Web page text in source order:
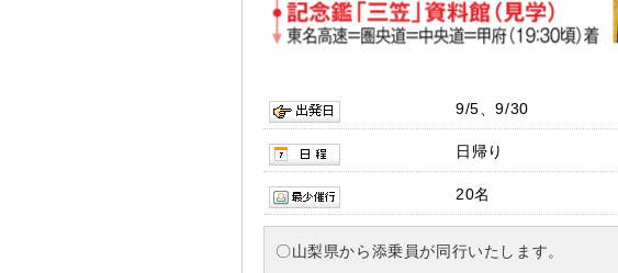
9/5、9/30
日帰り
20名
〇山梨県から添乗員が同行いたします。